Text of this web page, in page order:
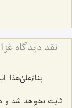
ثابت نخواهد شد و